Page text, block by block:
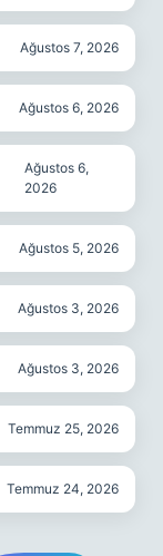
Ağustos 7, 2026
Ağustos 6, 2026
Ağustos 6,
2026
Ağustos 5, 2026
Ağustos 3, 2026
Ağustos 3, 2026
Temmuz 25, 2026
Temmuz 24, 2026